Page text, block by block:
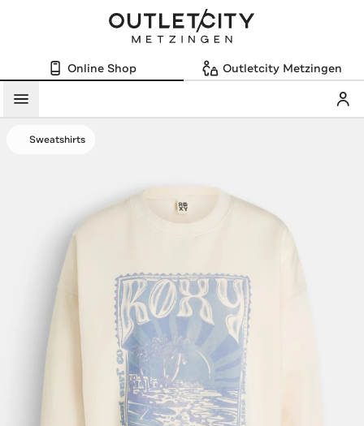
Online Shop Outletcity Metzingen
Menü
Sweatshirts